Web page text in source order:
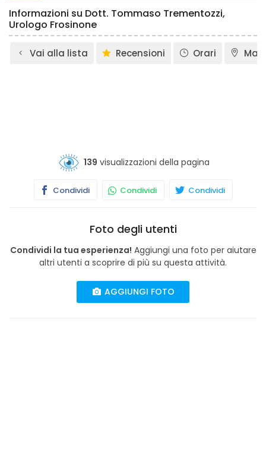
Informazioni su Dott. Tommaso Trementozzi,
Urologo Frosinone
Vai alla lista Recensioni Orari
139 visualizzazioni della pagina
Condividi Condividi Condividi
Foto degli utenti
Condividi la tua esperienza! Aggiungi una foto per aiutare
altri utenti a scoprire di più su questa attività.
AGGIUNGI FOTO